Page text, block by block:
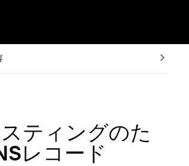
ティングのた
レコード